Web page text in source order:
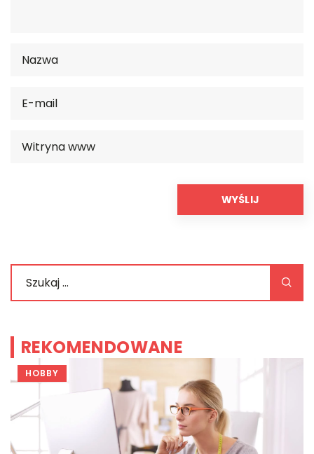
REKOMENDOWANE
HOBBY